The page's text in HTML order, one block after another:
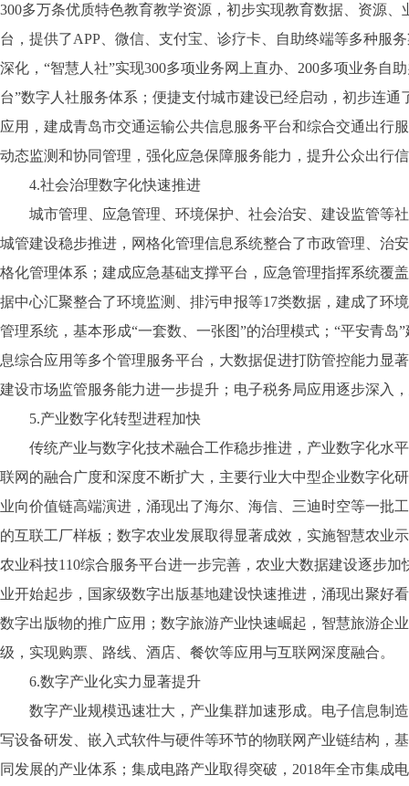
300多万条优质特色教育教学资源，初步实现教育数据、资源
台，提供了APP、微信、支付宝、诊疗卡、自助终端等多种服
深化，“智慧人社”实现300多项业务网上直办、200多项业务自
台”数字人社服务体系；便捷支付城市建设已经启动，初步连
应用，建成青岛市交通运输公共信息服务平台和综合交通出行
动态监测和协同管理，强化应急保障服务能力，提升公众出行
4.社会治理数字化快速推进
城市管理、应急管理、环境保护、社会治安、建设监管等社
城管建设稳步推进，网格化管理信息系统整合了市政管理、治
格化管理体系；建成应急基础支撑平台，应急管理指挥系统覆
据中心汇聚整合了环境监测、排污申报等17类数据，建成了环
管理系统，基本形成“一套数、一张图”的治理模式；“平安青
息综合应用等多个管理服务平台，大数据促进打防管控能力显
建设市场监管服务能力进一步提升；电子税务局应用逐步深入
5.产业数字化转型进程加快
传统产业与数字化技术融合工作稳步推进，产业数字化水平
联网的融合广度和深度不断扩大，主要行业大中型企业数字化
业向价值链高端演进，涌现出了海尔、海信、三迪时空等一批
的互联工厂样板；数字农业发展取得显著成效，实施智慧农业
农业科技110综合服务平台进一步完善，农业大数据建设逐步
业开始起步，国家级数字出版基地建设快速推进，涌现出聚好
数字出版物的推广应用；数字旅游产业快速崛起，智慧旅游企
级，实现购票、路线、酒店、餐饮等应用与互联网深度融合。
6.数字产业化实力显著提升
数字产业规模迅速壮大，产业集群加速形成。电子信息制造
写设备研发、嵌入式软件与硬件等环节的物联网产业链结构，
同发展的产业体系；集成电路产业取得突破，2018年全市集成